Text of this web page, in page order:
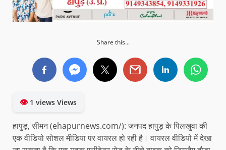
Share this...
👁1 views Views
हापुड़, सीमन (ehapurnews.com/): जनपद हापुड़ के पिलखुवा की
एक वीडियो सोशल मीडिया पर वायरल हो रही है। वायरल वीडियो में देखा